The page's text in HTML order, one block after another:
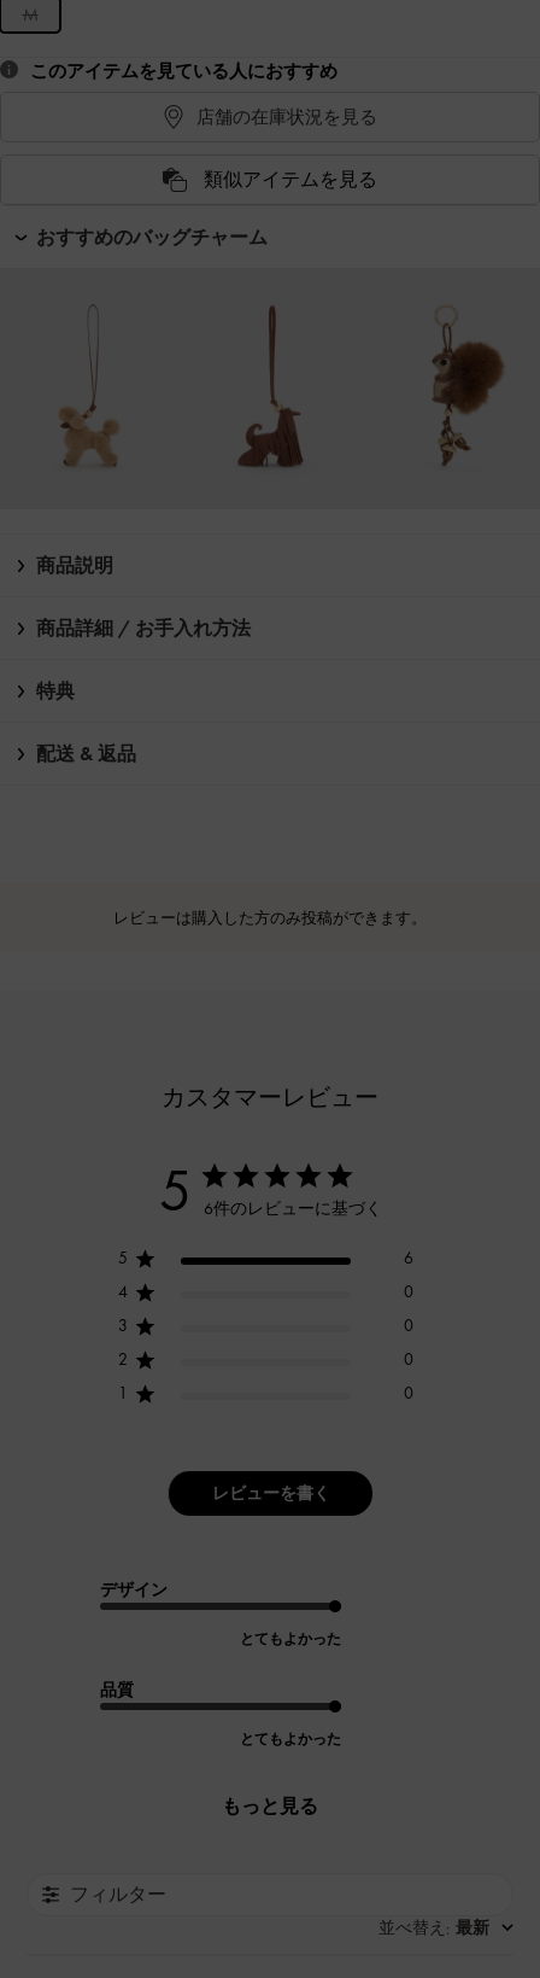
M
このアイテムを見ている人におすすめ
店舗の在庫状況を見る
類似アイテムを見る
おすすめのバッグチャーム
商品説明
商品詳細 / お手入れ方法
特典
配送 & 返品
レビューは購入した方のみ投稿ができます。
カスタマーレビュー
5 6件のレビューに基づく
5
6
4
0
3
0
2
0
1
0
レビューを書く
デザイン
とてもよかった
品質
とてもよかった
もっと見る
フィルター
並べ替え : 最新